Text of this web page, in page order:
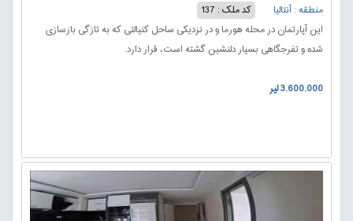
منطقه : آنتالیا
کد ملک : 137
این آپارتمان در محله هورما و در نزدیکی ساحل کنیالتی که به تازگی بازسازی
شده و تفرجگاهی بسیار دلنشین گشته است، قرار دارد.
3.600.000 لیر